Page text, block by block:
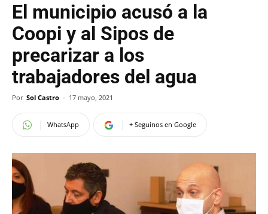
El municipio acusó a la
Coopi y al Sipos de
precarizar a los
trabajadores del agua
Por Sol Castro - 17 mayo, 2021
WhatsApp + Seguinos en Google